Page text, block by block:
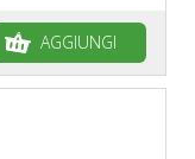
AGGIUNGI